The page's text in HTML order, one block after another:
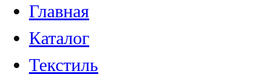
Главная
Каталог
Текстиль